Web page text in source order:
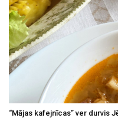
“Mājas kafejnīcas” ver durvis